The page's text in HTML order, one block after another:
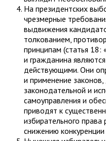
На президентских
чрезмерные
выдвижения
толкованием,
принципам (статья
и гражданина
действующими. Они
и применение законов,
законодательной и
самоуправления и
приводят к
избирательного права
снижению